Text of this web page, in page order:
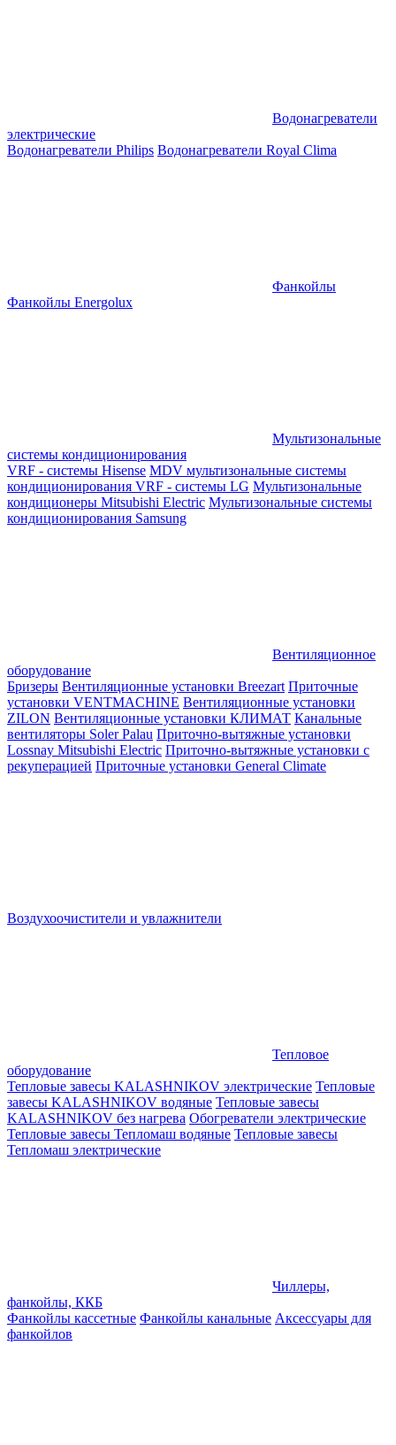
Водонагреватели
электрические
Водонагреватели Philips Водонагреватели Royal Clima
Фанкойлы
Фанкойлы Energolux
Мультизональные
системы кондиционирования
VRF - системы Hisense MDV мультизональные системы
кондиционирования VRF - системы LG Мультизональные
кондиционеры Mitsubishi Electric Мультизональные системы
кондиционирования Samsung
Вентиляционное
оборудование
Бризеры Вентиляционные установки Breezart Приточные
установки VENTMACHINE Вентиляционные установки
ZILON Вентиляционные установки КЛИМАТ Канальные
вентиляторы Soler Palau Приточно-вытяжные установки
Lossnay Mitsubishi Electric Приточно-вытяжные установки с
рекуперацией Приточные установки General Climate
Воздухоочистители и увлажнители
Тепловое
оборудование
Тепловые завесы KALASHNIKOV электрические Тепловые
завесы KALASHNIKOV водяные Тепловые завесы
KALASHNIKOV без нагрева Обогреватели электрические
Тепловые завесы Тепломаш водяные Тепловые завесы
Тепломаш электрические
Чиллеры,
фанкойлы, ККБ
Фанкойлы кассетные Фанкойлы канальные Аксессуары для
фанкойлов